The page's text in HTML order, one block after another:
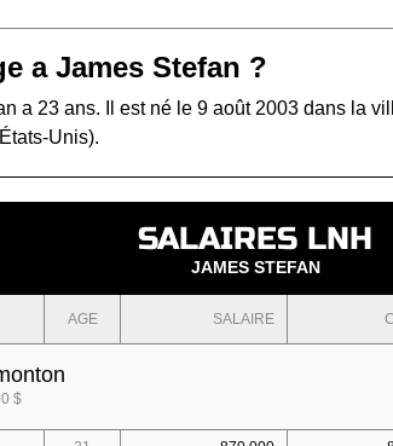
a James Stefan ?
a 23 ans. Il est né le 9 août 2003 dans la
Unis).
SALAIRES LNH
JAMES STEFAN
AGE SALAIRE
$